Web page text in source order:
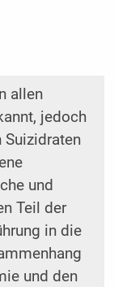
allen
jedoch
Suizidraten
und
Teil der
in die
und den